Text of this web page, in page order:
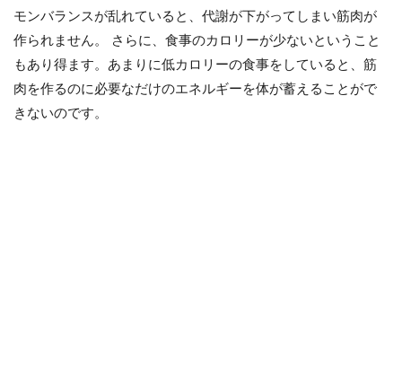
モンバランスが乱れていると、代謝が下がってしまい筋肉が
作られません。 さらに、食事のカロリーが少ないということ
もあり得ます。あまりに低カロリーの食事をしていると、筋
肉を作るのに必要なだけのエネルギーを体が蓄えることがで
きないのです。